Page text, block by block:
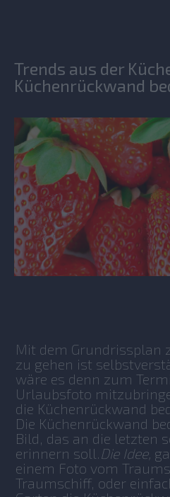
Trends aus der
Küchenrückwand
Mit dem Grundrissplan
zu gehen ist
wäre es denn zum
Urlaubsfoto
die Küchenrückwand
Die Küchenrückwand
Bild, das an die letzten
erinnern soll. Die Idee,
einem Foto vom
Traumschiff, oder